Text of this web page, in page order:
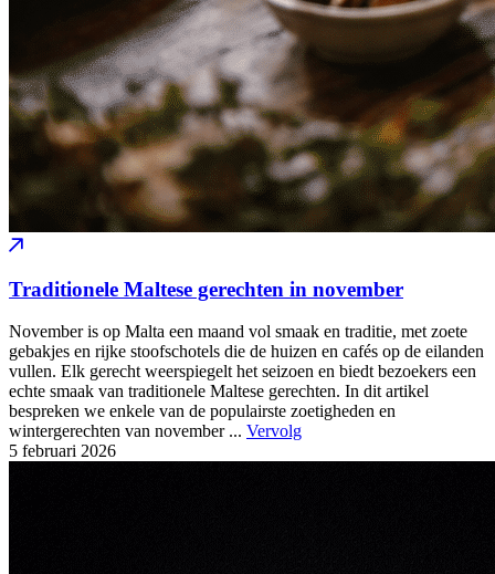
Traditionele Maltese gerechten in november
November is op Malta een maand vol smaak en traditie, met zoete
gebakjes en rijke stoofschotels die de huizen en cafés op de eilanden
vullen. Elk gerecht weerspiegelt het seizoen en biedt bezoekers een
echte smaak van traditionele Maltese gerechten. In dit artikel
bespreken we enkele van de populairste zoetigheden en
wintergerechten van november ... Vervolg
5 februari 2026